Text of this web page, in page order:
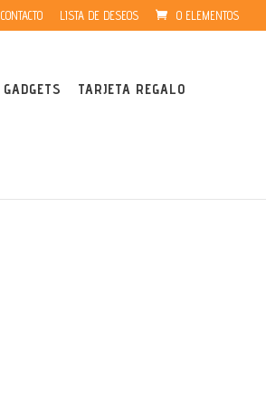
CONTACTO LISTA DE DESEOS 0 ELEMENTOS
GADGETS TARJETA REGALO